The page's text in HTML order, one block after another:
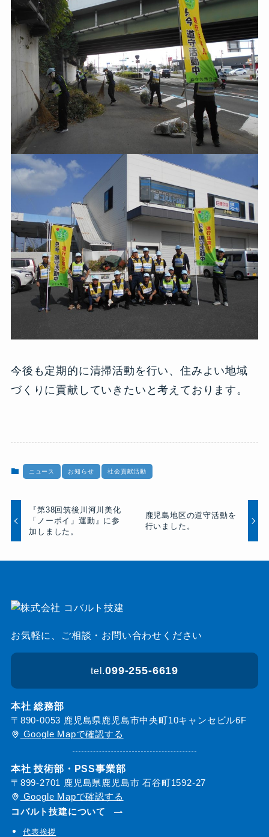
今後も定期的に清掃活動を行い、住みよい地域
づくりに貢献していきたいと考えております。
ニュース お知らせ 社会貢献活動
『第38回筑後川河川美化
「ノーポイ」運動』に参
加しました。
鹿児島地区の道守活動を
行いました。
お気軽に、ご相談・お問い合わせください
tel.099-255-6619
本社 総務部
〒890-0053 鹿児島県鹿児島市中央町10キャンセビル6F
Google Mapで確認する
本社 技術部・PSS事業部
〒899-2701 鹿児島県鹿児島市 石谷町1592-27
Google Mapで確認する
コバルト技建について
代表挨拶